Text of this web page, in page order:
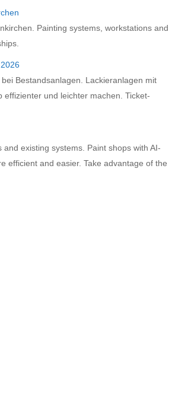
Painting systems, workstations and
Bestandsanlagen. Lackieranlagen mit
und leichter machen. Ticket-
existing systems. Paint shops with AI-
efficient and easier. Take advantage of the